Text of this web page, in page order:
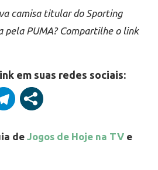
camisa titular do Sporting
pela PUMA? Compartilhe o link
em suas redes sociais:
de Jogos de Hoje na TV e